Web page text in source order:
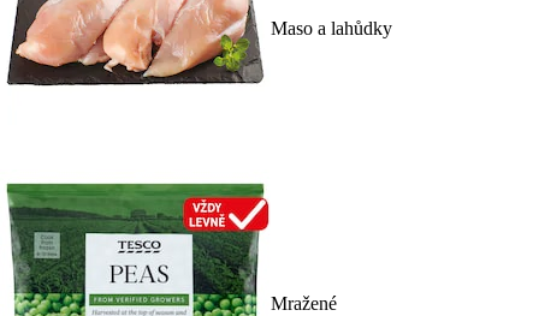
Maso a lahůdky
Mražené